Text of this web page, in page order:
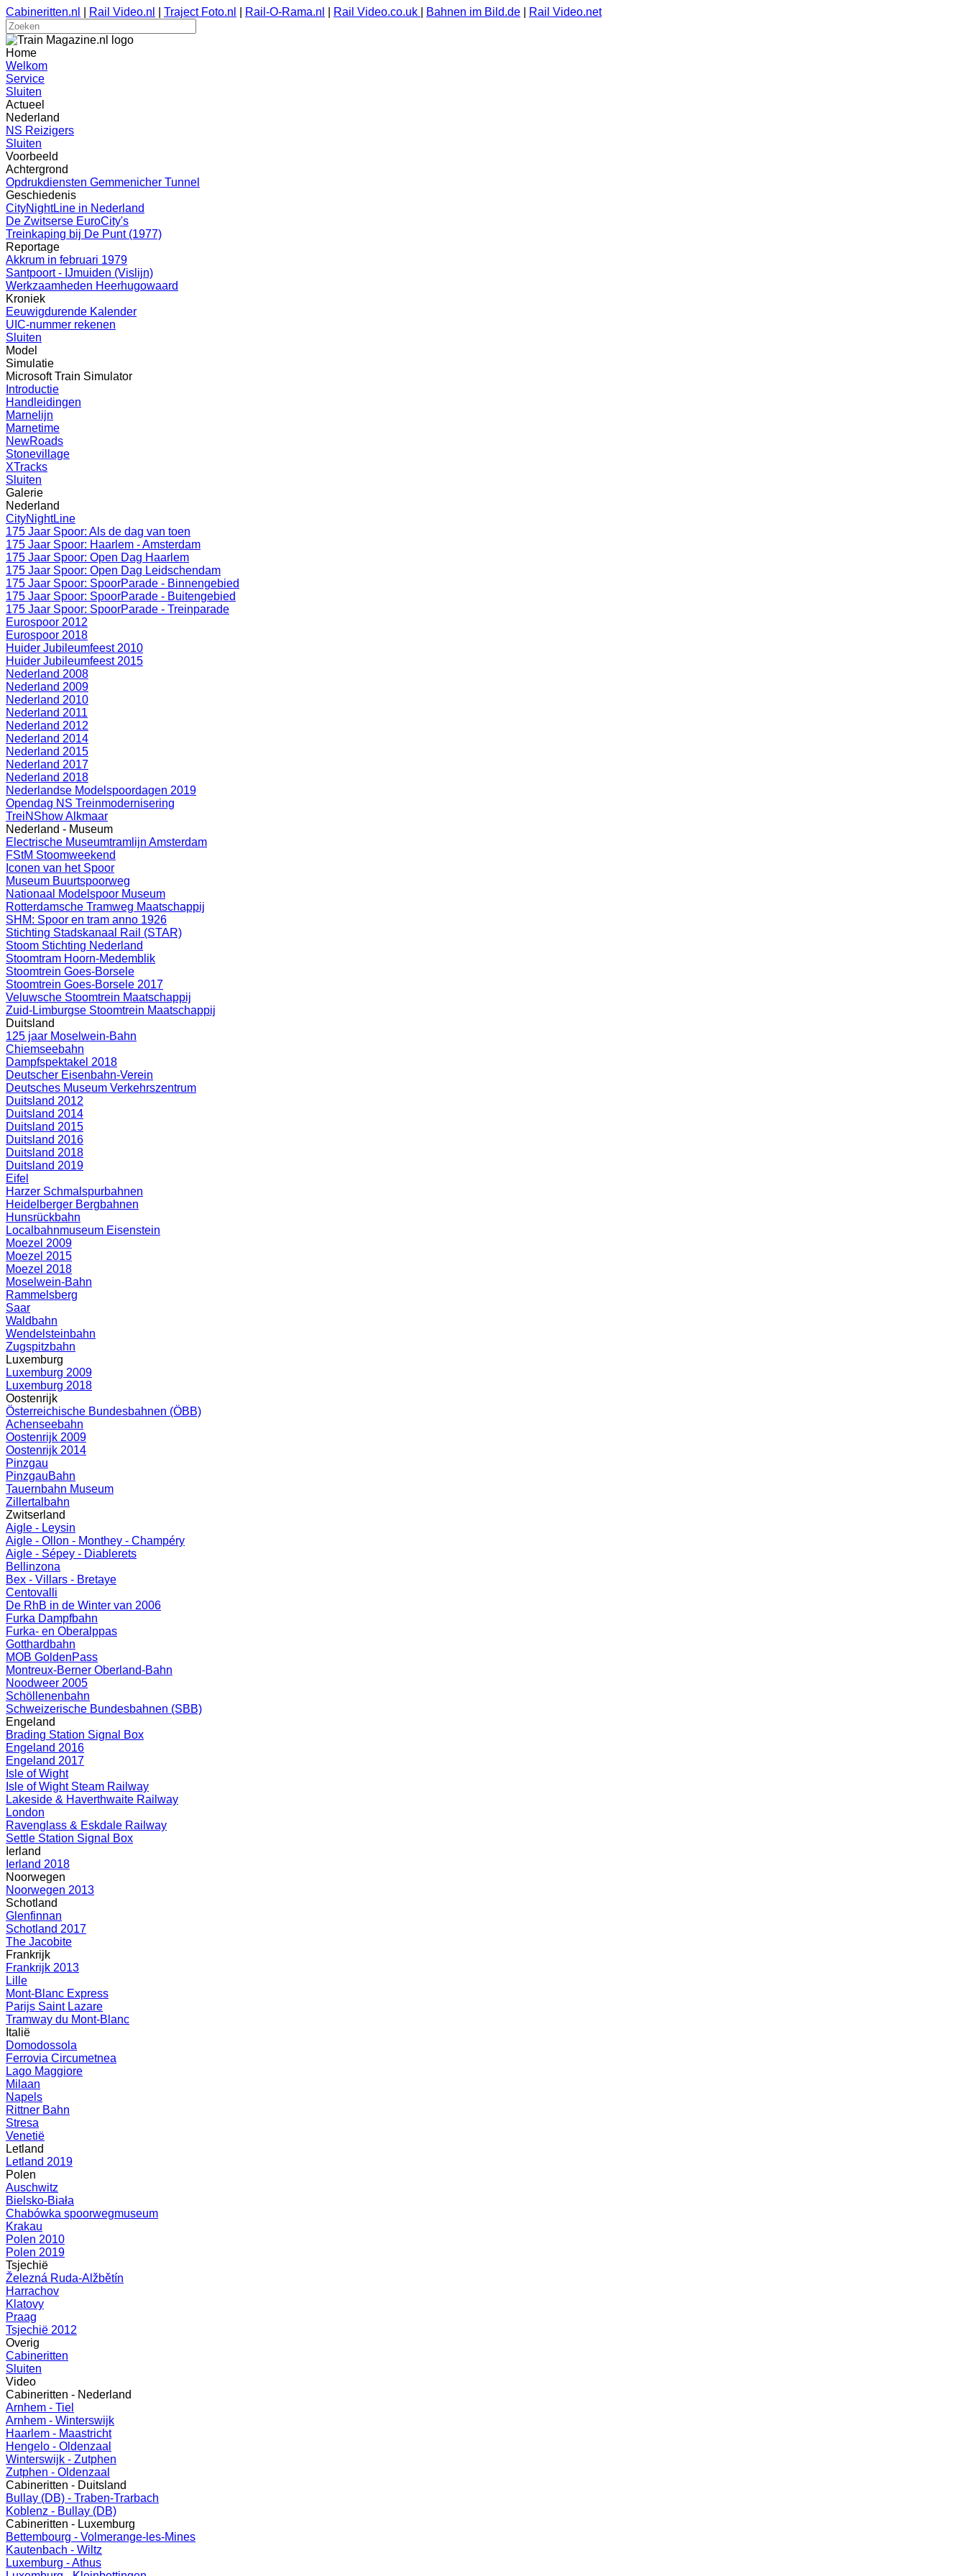
Cabineritten.nl Rail Video.nl Traject Foto.nl Rail-O-Rama.nl Rail Video.co.uk Bahnen im Bild.de Rail Video.net
Home
Welkom
Service
Sluiten
Actueel
Nederland
NS Reizigers
Sluiten
Voorbeeld
Achtergrond
Opdrukdiensten Gemmenicher Tunnel
Geschiedenis
CityNightLine in Nederland
De Zwitserse EuroCity's
Treinkaping bij De Punt (1977)
Reportage
Akkrum in februari 1979
Santpoort - IJmuiden (Vislijn)
Werkzaamheden Heerhugowaard
Kroniek
Eeuwigdurende Kalender
UIC-nummer rekenen
Sluiten
Model
Simulatie
Microsoft Train Simulator
Introductie
Handleidingen
Marnelijn
Marnetime
NewRoads
Stonevillage
XTracks
Sluiten
Galerie
Nederland
CityNightLine
175 Jaar Spoor: Als de dag van toen
175 Jaar Spoor: Haarlem - Amsterdam
175 Jaar Spoor: Open Dag Haarlem
175 Jaar Spoor: Open Dag Leidschendam
175 Jaar Spoor: SpoorParade - Binnengebied
175 Jaar Spoor: SpoorParade - Buitengebied
175 Jaar Spoor: SpoorParade - Treinparade
Eurospoor 2012
Eurospoor 2018
Huider Jubileumfeest 2010
Huider Jubileumfeest 2015
Nederland 2008
Nederland 2009
Nederland 2010
Nederland 2011
Nederland 2012
Nederland 2014
Nederland 2015
Nederland 2017
Nederland 2018
Nederlandse Modelspoordagen 2019
Opendag NS Treinmodernisering
TreiNShow Alkmaar
Nederland - Museum
Electrische Museumtramlijn Amsterdam
FStM Stoomweekend
Iconen van het Spoor
Museum Buurtspoorweg
Nationaal Modelspoor Museum
Rotterdamsche Tramweg Maatschappij
SHM: Spoor en tram anno 1926
Stichting Stadskanaal Rail (STAR)
Stoom Stichting Nederland
Stoomtram Hoorn-Medemblik
Stoomtrein Goes-Borsele
Stoomtrein Goes-Borsele 2017
Veluwsche Stoomtrein Maatschappij
Zuid-Limburgse Stoomtrein Maatschappij
Duitsland
125 jaar Moselwein-Bahn
Chiemseebahn
Dampfspektakel 2018
Deutscher Eisenbahn-Verein
Deutsches Museum Verkehrszentrum
Duitsland 2012
Duitsland 2014
Duitsland 2015
Duitsland 2016
Duitsland 2018
Duitsland 2019
Eifel
Harzer Schmalspurbahnen
Heidelberger Bergbahnen
Hunsrückbahn
Localbahnmuseum Eisenstein
Moezel 2009
Moezel 2015
Moezel 2018
Moselwein-Bahn
Rammelsberg
Saar
Waldbahn
Wendelsteinbahn
Zugspitzbahn
Luxemburg
Luxemburg 2009
Luxemburg 2018
Oostenrijk
Österreichische Bundesbahnen (ÖBB)
Achenseebahn
Oostenrijk 2009
Oostenrijk 2014
Pinzgau
PinzgauBahn
Tauernbahn Museum
Zillertalbahn
Zwitserland
Aigle - Leysin
Aigle - Ollon - Monthey - Champéry
Aigle - Sépey - Diablerets
Bellinzona
Bex - Villars - Bretaye
Centovalli
De RhB in de Winter van 2006
Furka Dampfbahn
Furka- en Oberalppas
Gotthardbahn
MOB GoldenPass
Montreux-Berner Oberland-Bahn
Noodweer 2005
Schöllenenbahn
Schweizerische Bundesbahnen (SBB)
Engeland
Brading Station Signal Box
Engeland 2016
Engeland 2017
Isle of Wight
Isle of Wight Steam Railway
Lakeside & Haverthwaite Railway
London
Ravenglass & Eskdale Railway
Settle Station Signal Box
Ierland
Ierland 2018
Noorwegen
Noorwegen 2013
Schotland
Glenfinnan
Schotland 2017
The Jacobite
Frankrijk
Frankrijk 2013
Lille
Mont-Blanc Express
Parijs Saint Lazare
Tramway du Mont-Blanc
Italië
Domodossola
Ferrovia Circumetnea
Lago Maggiore
Milaan
Napels
Rittner Bahn
Stresa
Venetië
Letland
Letland 2019
Polen
Auschwitz
Bielsko-Biała
Chabówka spoorwegmuseum
Krakau
Polen 2010
Polen 2019
Tsjechië
Železná Ruda-Alžbětín
Harrachov
Klatovy
Praag
Tsjechië 2012
Overig
Cabineritten
Sluiten
Video
Cabineritten - Nederland
Arnhem - Tiel
Arnhem - Winterswijk
Haarlem - Maastricht
Hengelo - Oldenzaal
Winterswijk - Zutphen
Zutphen - Oldenzaal
Cabineritten - Duitsland
Bullay (DB) - Traben-Trarbach
Koblenz - Bullay (DB)
Cabineritten - Luxemburg
Bettembourg - Volmerange-les-Mines
Kautenbach - Wiltz
Luxemburg - Athus